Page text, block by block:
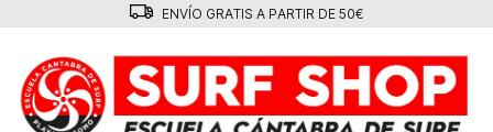
ENVÍO GRATIS A PARTIR DE 50€